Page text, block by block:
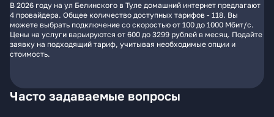
В 2026 году на ул Белинского в Туле домашний интернет предлагают
4 провайдера. Общее количество доступных тарифов - 118. Вы
можете выбрать подключение со скоростью от 100 до 1000 Мбит/с.
Цены на услуги варьируются от 600 до 3299 рублей в месяц. Подайте
заявку на подходящий тариф, учитывая необходимые опции и
стоимость.
Часто задаваемые вопросы